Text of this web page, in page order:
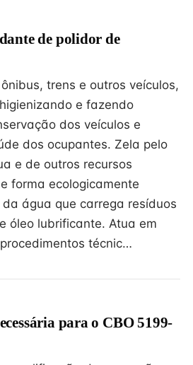
de polidor de
trens e outros veículos,
e fazendo
dos veículos e
dos ocupantes. Zela pelo
e de outros recursos
forma ecologicamente
água que carrega resíduos
óleo lubrificante. Atua em
técnic…
para o CBO 5199-